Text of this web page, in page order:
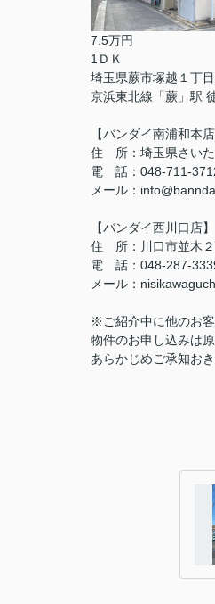
7.5万円
1ＤＫ
埼玉県蕨市塚越１丁
京浜東北線「蕨」駅
【バンダイ南浦和本店
住 所：埼玉県さい
電 話：048-711-
メール：
【バンダイ西川口店】
住 所：川口市並木
電 話：048-287-
メール：
※ご紹介中に他のお
物件のお申し込みは
あらかじめご承知お